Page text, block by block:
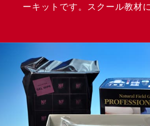
ーキットです。スクール教材